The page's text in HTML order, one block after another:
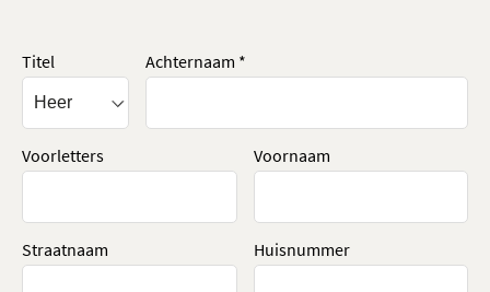
Titel Achternaam *
Voorletters Voornaam
Straatnaam Huisnummer